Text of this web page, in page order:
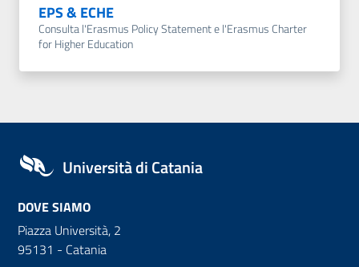
EPS & ECHE
Consulta l'Erasmus Policy Statement e l'Erasmus Charter
for Higher Education
Università di Catania
DOVE SIAMO
Piazza Università, 2
95131 - Catania